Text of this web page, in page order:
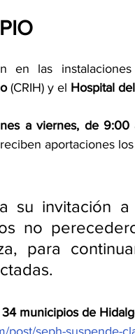
en las
(CRIH) y el Hospital
a viernes, de 9:00
aportaciones los
su invitación
no
para
municipios de
post/seph-suspende-